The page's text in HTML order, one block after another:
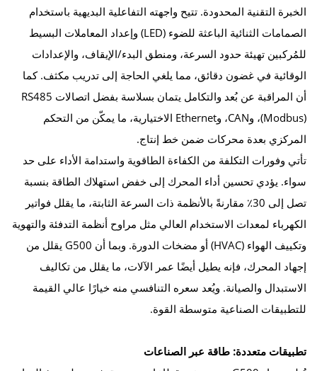
الخبرة التقنية المحدودة. تتيح واجهته التفاعلية البديهية باستخدام
الصمامات الثنائية الباعثة للضوء (LED) وإعداد المعاملات البسيط
للمُركبين تهيئة حدود السرعة، ومنطق البدء/الإيقاف، والإعدادات
الوقائية في غضون دقائق، مما يلغي الحاجة إلى تدريب مكثف. كما
أن المراقبة عن بُعد والتكامل يتمان بسلاسة بفضل اتصالات RS485
(Modbus)، وCAN، وEthernet الاختيارية، ما يمكّن من التحكم
المركزي بعدة محركات ضمن خط إنتاج.
تأتي وفورات التكلفة من الكفاءة الطاقوية واستدامة الأداء على حد
سواء. يؤدي تحسين أداء المحرك إلى خفض استهلاك الطاقة بنسبة
تصل إلى 30٪ مقارنةً بالأنظمة ذات السرعة الثابتة، ما يقلل فواتير
الكهرباء لمعدات الاستخدام العالي مثل مراوح أنظمة التدفئة والتهوية
وتكييف الهواء (HVAC) أو مضخات الدورة. وبما أن G500 يقلل من
إجهاد المحرك، فإنه يطيل أيضًا عمر الآلات، ما يقلل من تكاليف
الاستبدال والصيانة. ويُعد سعره التنافسي منه خيارًا عالي القيمة
للتطبيقات الصناعية متوسطة القوة.
تطبيقات متعددة: طاقة عبر الصناعات